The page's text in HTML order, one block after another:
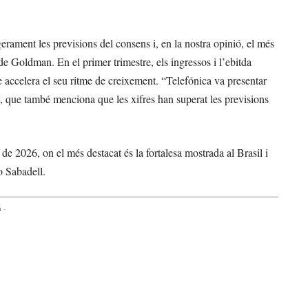
les previsions del consens i, en la nostra opinió, el més
Goldman. En el primer trimestre, els ingressos i l’ebitda
el seu ritme de creixement. “Telefónica va presentar
també menciona que les xifres han superat les previsions
2026, on el més destacat és la fortalesa mostrada al Brasil i
Sabadell.
-